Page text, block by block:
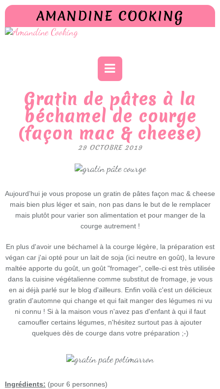
AMANDINE COOKING
Gratin de pâtes à la
béchamel de courge
(façon mac & cheese)
29 OCTOBRE 2019
Aujourd’hui je vous propose un gratin de pâtes façon mac & cheese
mais bien plus léger et sain, non pas dans le but de le remplacer
mais plutôt pour varier son alimentation et pour manger de la
courge autrement !
En plus d'avoir une béchamel à la courge légère, la préparation est
végan car j'ai opté pour un lait de soja (ici neutre en goût), la levure
maltée apporte du goût, un goût "fromager", celle-ci est très utilisée
dans la cuisine végétalienne comme substitut de fromage, je vous
en ai déjà parlé sur le blog d'ailleurs. Enfin voilà c'est un délicieux
gratin d'automne qui change et qui fait manger des légumes ni vu
ni connu ! Si à la maison vous n'avez pas d'enfant à qui il faut
camoufler certains légumes, n'hésitez surtout pas à ajouter
quelques dès de courge dans votre préparation ;-)
Ingrédients: (pour 6 personnes)